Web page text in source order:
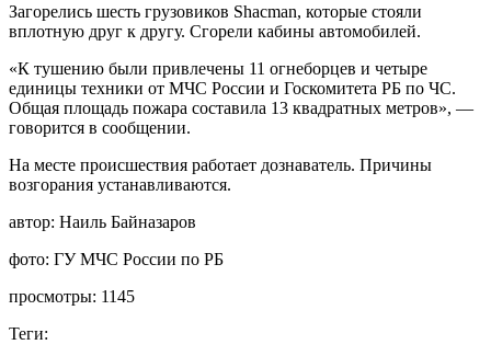
Загорелись шесть грузовиков Shacman, которые стояли
вплотную друг к другу. Сгорели кабины автомобилей.
«К тушению были привлечены 11 огнеборцев и четыре
единицы техники от МЧС России и Госкомитета РБ по ЧС.
Общая площадь пожара составила 13 квадратных метров», —
говорится в сообщении.
На месте происшествия работает дознаватель. Причины
возгорания устанавливаются.
автор: Наиль Байназаров
фото: ГУ МЧС России по РБ
просмотры: 1145
Теги: